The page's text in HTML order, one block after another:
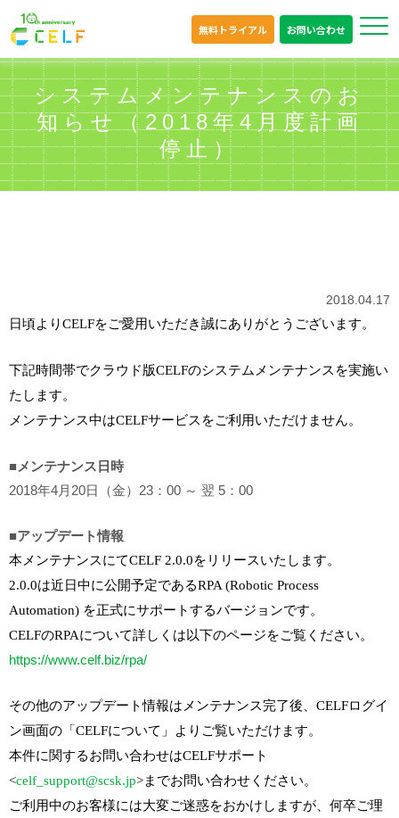
無料トライアル お問い合わせ
システムメンテナンスのお
知らせ（2018年4月度計画
停止）
2018.04.17
日頃よりCELFをご愛用いただき誠にありがとうございます。
下記時間帯でクラウド版CELFのシステムメンテナンスを実施い
たします。
メンテナンス中はCELFサービスをご利用いただけません。
■メンテナンス日時
2018年4月20日（金）23：00 ～ 翌 5：00
■アップデート情報
本メンテナンスにてCELF 2.0.0をリリースいたします。
2.0.0は近日中に公開予定であるRPA (Robotic Process
Automation) を正式にサポートするバージョンです。
CELFのRPAについて詳しくは以下のページをご覧ください。
https://www.celf.biz/rpa/
その他のアップデート情報はメンテナンス完了後、 CELFログイ
ン画面の 「 CELFについて」よりご覧いただけます。
本件に関するお問い合わせはCELFサポート
<celf_support@scsk.jp>までお問い合わせください。
ご利用中のお客様には大変ご迷惑をおかけしますが、何卒ご理